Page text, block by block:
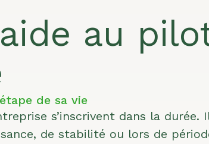
au
de sa vie
s’inscrivent dans la durée.
de stabilité ou lors de